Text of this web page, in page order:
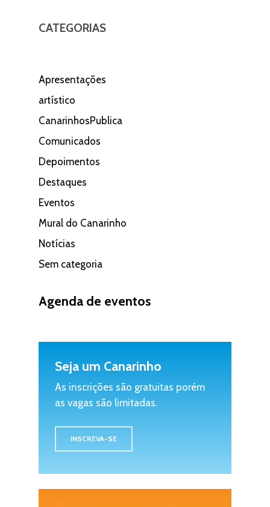
CATEGORIAS
Apresentações
artístico
CanarinhosPublica
Comunicados
Depoimentos
Destaques
Eventos
Mural do Canarinho
Notícias
Sem categoria
Agenda de eventos
Seja um Canarinho
As inscrições são gratuitas porém
as vagas são limitadas.
INSCREVA-SE